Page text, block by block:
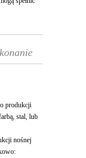
produkcji
stal, lub
nośnej